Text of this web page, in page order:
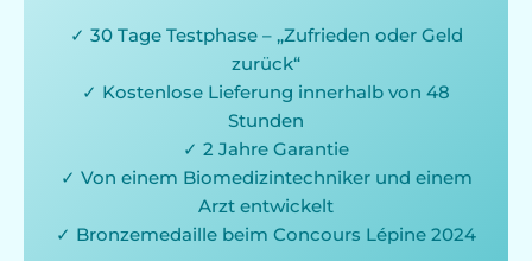
✓ 30 Tage Testphase – „Zufrieden oder Geld
zurück“
✓ Kostenlose Lieferung innerhalb von 48
Stunden
✓ 2 Jahre Garantie
✓ Von einem Biomedizintechniker und einem
Arzt entwickelt
✓ Bronzemedaille beim Concours Lépine 2024